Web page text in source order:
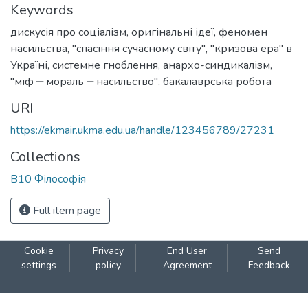
Keywords
дискусія про соціалізм, оригінальні ідеї, феномен
насильства, "спасіння сучасному світу", "кризова ера" в
Україні, системне гноблення, анархо-синдикалізм,
"міф ‒ мораль ‒ насильство", бакалаврська робота
URI
https://ekmair.ukma.edu.ua/handle/123456789/27231
Collections
В10 Філософія
Full item page
Cookie
settings
Privacy
policy
End User
Agreement
Send
Feedback